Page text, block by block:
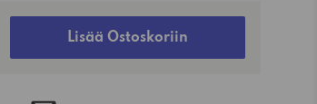
Lisää Ostoskoriin